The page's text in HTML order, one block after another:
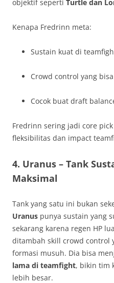
objektif seperti Turtle dan
Kenapa Fredrinn meta:
Sustain kuat di
Crowd control yang
Cocok buat draft
Fredrinn sering jadi core
fleksibilitas dan impact
4. Uranus – Tank
Maksimal
Tank yang satu ini bukan
Uranus punya sustain yang
sekarang karena regen HP
ditambah skill crowd control
formasi musuh. Dia bisa
lama di teamfight, bikin tim
lebih besar.